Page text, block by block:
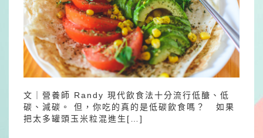
文｜營養師 Randy 現代飲食法十分流行低醣、低
碳、減碳。 但，你吃的真的是低碳飲食嗎？ 如果
把太多罐頭玉米粒混進生[…]